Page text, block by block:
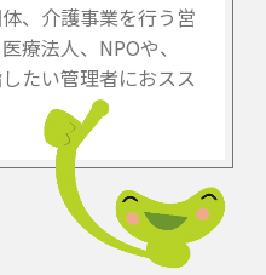
、介護事業を行う営
療法人、NPOや、
たい管理者におスス